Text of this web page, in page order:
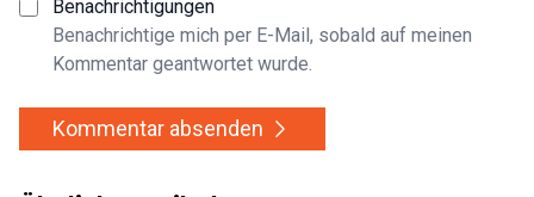
Benachrichtigungen
Benachrichtige mich per E-Mail, sobald auf meinen
Kommentar geantwortet wurde.
Kommentar absenden